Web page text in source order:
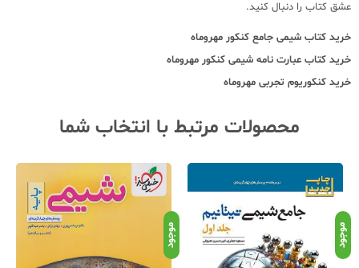
عشق کتاب را دنبال کنید.
خرید کتاب شیمی جامع کنکور مهروماه
خرید کتاب عبارت نامه شیمی کنکور مهروماه
خرید کنکوریوم تجربی مهروماه
محصولات مرتبط با انتخاب شما
موجود موجود